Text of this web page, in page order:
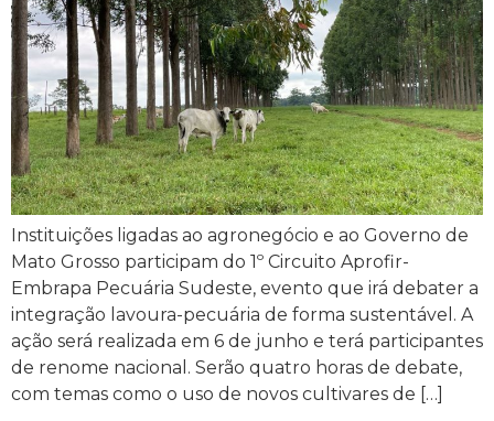
Instituições ligadas ao agronegócio e ao Governo de
Mato Grosso participam do 1º Circuito Aprofir-
Embrapa Pecuária Sudeste, evento que irá debater a
integração lavoura-pecuária de forma sustentável. A
ação será realizada em 6 de junho e terá participantes
de renome nacional. Serão quatro horas de debate,
com temas como o uso de novos cultivares de […]